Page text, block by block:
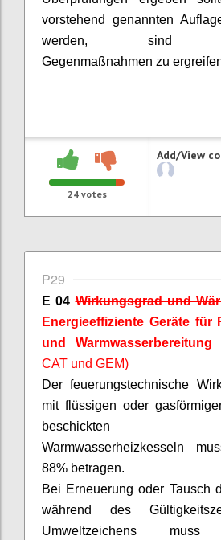
vorstehend genannten
werden, sind
Gegenmaßnahmen zu
24votes
Add/View
P29
E 04Wirkungsgrad und
Energieeffiziente Geräte für
und Warmwasserbereitung
CAT und GEM)
Der feuerungstechnische
mit flüssigen oder
beschickten
Warmwasserheizkesseln
88% betragen.
Bei Erneuerung oder Tausch
während des
Umweltzeichens